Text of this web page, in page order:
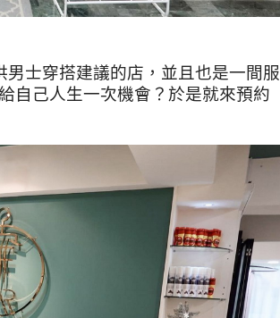
士穿搭建議的店，並且也是一間服
自己人生一次機會？於是就來預約